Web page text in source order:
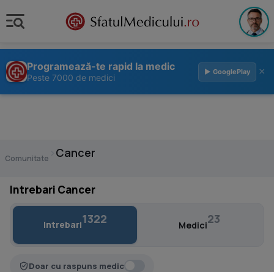
Programează-te rapid la medic
Peste 7000 de medici
▶ GooglePlay ×
Comunitate Cancer
Intrebari Cancer
Intrebari1322 Medici23
Doar cu raspuns medic